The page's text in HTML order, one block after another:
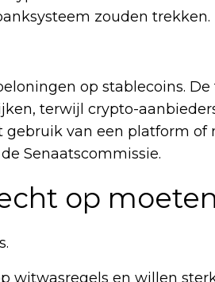
zouden trekken.
op stablecoins. De
terwijl crypto-
gebruik van een platform of
Senaatscommissie.
op
witwasregels en willen